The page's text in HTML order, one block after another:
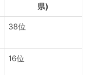
県)
38位
16位